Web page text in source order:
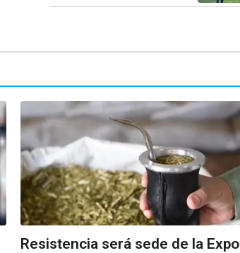
Resistencia será sede de la Expo